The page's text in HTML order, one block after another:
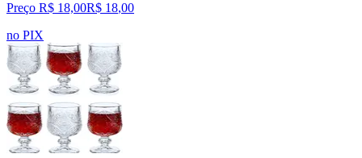
Preço R$ 18,00R$ 18,00
no PIX